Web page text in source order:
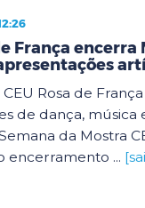
França encerra
Rosa de
de dança, música
da Mostra
encerramento ...